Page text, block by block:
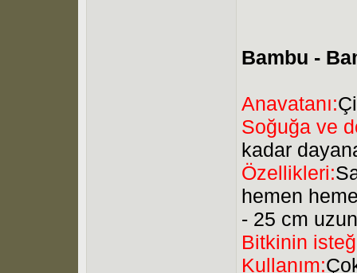
Bambu -
Anavatanı:
Soğuğa ve
kadar
Özellikleri:
hemen
- 25 cm
Bitkinin
Kullanım: